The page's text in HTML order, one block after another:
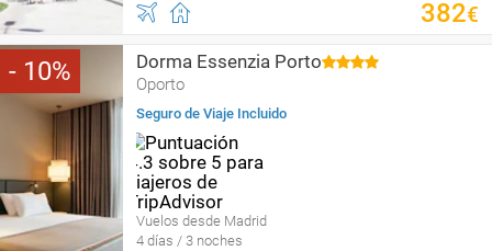
382€
10 Dorma Essenzia Porto
Oporto
Seguro de Viaje Incluido
Vuelos desde Madrid
4 días / 3 noches